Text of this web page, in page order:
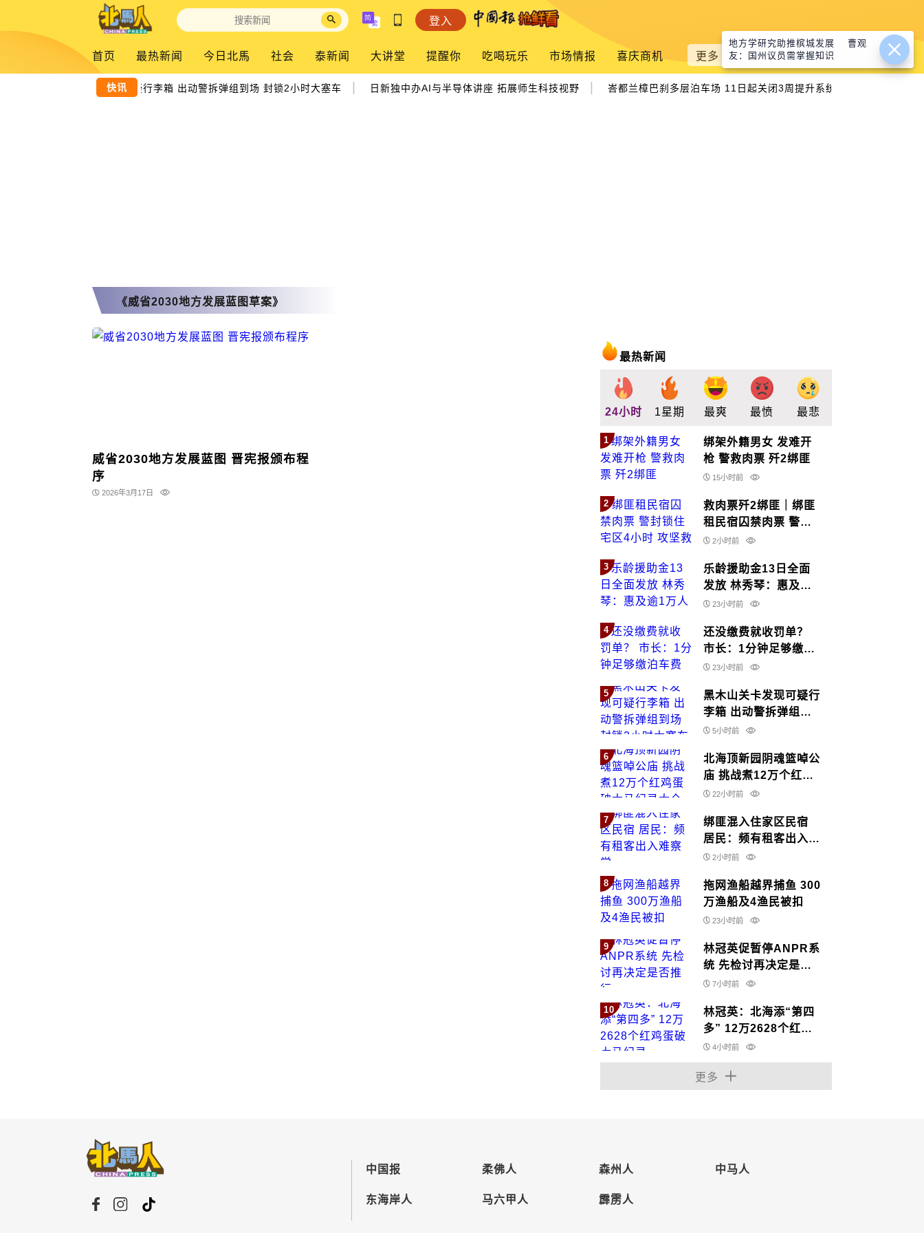
登入
首页 最热新闻 今日北馬 社会 泰新闻 大讲堂 提醒你 吃喝玩乐 市场情报 喜庆商机 更多
快讯
黑木山关卡发现可疑行李箱 出动警拆弹组到场 封锁2小时大塞车 日新独中办AI与半导体讲座 拓展师生科技视野 峇都兰樟巴刹多层泊车场 11日起关闭3周提升系统
《威省2030地方发展蓝图草案》
威省2030地方发展蓝图 晋宪报颁布程
序
2026年3月17日
最热新闻
24小时 1星期 最爽 最愤 最悲
1
绑架外籍男女 发难开
枪 警救肉票 歼2绑匪
15小时前
2
救肉票歼2绑匪｜绑匪
租民宿囚禁肉票 警封
锁住宅区4小时 攻坚救
2小时前
3
乐龄援助金13日全面
发放 林秀琴：惠及逾1
万人
23小时前
4
还没缴费就收罚单？
市长：1分钟足够缴泊
车费
23小时前
5
黑木山关卡发现可疑行
李箱 出动警拆弹组到
场 封锁2小时大塞车
5小时前
6
北海顶新园阴魂篮啅公
庙 挑战煮12万个红鸡
蛋 破大马纪录大全
22小时前
7
绑匪混入住家区民宿
居民：频有租客出入难
察觉
2小时前
8
拖网渔船越界捕鱼 300
万渔船及4渔民被扣
23小时前
9
林冠英促暂停ANPR系
统 先检讨再决定是否
推行
7小时前
10
林冠英：北海添“第四
多” 12万2628个红鸡
蛋破大马纪录
4小时前
更多
中国报
东海岸人
柔佛人
马六甲人
森州人
霹雳人
中马人
地方学研究助推槟城发展 曹观
友：国州议员需掌握知识